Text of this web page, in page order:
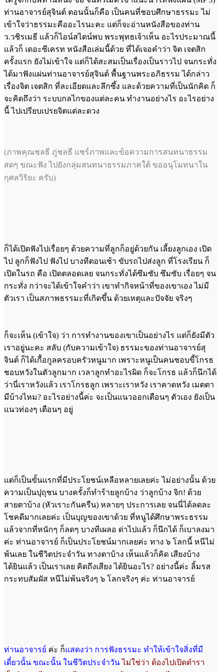
ท่านอาจารย์สุจินต์ ตอนนั้นก็คือ เป็นคนที่ชอบศึกษาธรรมะ ไม่
เข้าใจว่าธรรมะคืออะไรนะคะ แต่ก็จะอ่านหนังสือของท่าน
ว.วชิรเมธี แล้วก็ไอน์สไตน์พบ พระพุทธเจ้าเห็น อะไรประมาณนี้
แล้วก็ เดอะซีเครท หนังสือเล่มนี้ด้วย ที่ได้เจอคำว่า จิต เจตสิก
ครั้งแรก ยังไม่เข้าใจ แต่ก็ได้สะสมเป็นเรื่องเป็นราวไป จนกระทั่ง
ได้มาฟังแผ่นท่านอาจารย์สุจินต์ พื้นฐานพระอภิธรรม ได้กล่าว
เรื่องจิต เจตสิก ที่ละเอียดและลึกซึ้ง และด้วยความที่เป็นนักคิด ก็
จะคิดถึงว่า ระบบกลไกของแต่ละคน ทำงานอย่างไร อะไรอย่าง
นี้ ไปเปรียบเปรยจิตแต่ละดวง
(ภาพคุณชลธี ภู่ชลธี แชร์ภาพและข้อความการสนทนาธรรม
สดๆ ขณะฟัง ไปยังกลุ่มสนทนาธรรมภาคใต้ ขออนุโมทนาใน
กุศลวิริยะ ครับ)
ก็ได้เปิดฟังไปเรื่อยๆ ด้วยความที่ลูกก็อยู่ด้วยกัน เลี้ยงลูกเอง เปิด
ไป ลูกก็ฟังไป ฟังไป บางทีตอนเช้า ขับรถไปส่งลูก ที่โรงเรียน ก็
เปิดในรถ คือ เปิดตลอดเลย จนกระทั่งได้ซึมซับ ซึมซับ เรื่อยๆ จน
กระทั่ง กว่าจะได้เข้าใจคำว่า เขาทำกิจหน้าที่ของเขาเอง ไม่มี
ตัวเรา เป็นสภาพธรรมะที่เกิดขึ้น ด้วยเหตุและปัจจัย จริงๆ
ก็จะเห็น (เข้าใจ) ว่า การทำงานของเขาเป็นอย่างไร แต่ก็ยังมีตัว
เราอยู่นะคะ สลับ (กับความเข้าใจ) ธรรมะของท่านอาจารย์สุ
จินต์ ก็ได้เกื้อกูลครอบครัวหนูมาก เพราะหนูเป็นคนชอบขี้โกรธ
ชอบหวังในตัวลูกมาก เวลาลูกทำอะไรผิด ก็จะโกรธ แล้วก็นึกได้
ว่านี่เราหวังแล้ว เราโกรธลูก เพราะเราหวัง เราคาดหวัง เมตตา
มีบ้างไหม? อะไรอย่างนี้ค่ะ จะเป็นแนวออกเตือนๆ ตัวเอง ยังเป็น
แนวท่องๆ เตือนๆ อยู่
แต่ก็เป็นขั้นแรกที่มีประโยชน์เหลือหลายเลยค่ะ ไม่อย่างนั้น ด้วย
ความเป็นปุถุชน บางครั้งก็ทำร้ายลูกบ้าง ว่าลูกบ้าง จิก! ด้วย
สายตาบ้าง (หัวเราะกันครืน) หลายๆ ประการเลย จนนี่ได้ลดละ
โชคดีมากเลยค่ะ เป็นบุญของเขาด้วย ที่หนูได้ศึกษาพระธรรม
แล้วจากที่หนักๆ ก็ลดๆ บางทีเผลอ ด่าไปแล้ว ก็นึกได้ ก็เบาลงมา
ค่ะ ท่านอาจารย์ ก็เป็นประโยชน์มากเลยค่ะ ทาง ๖ โลกนี้ หนีไม่
พ้นเลย ในชีวิตประจำวัน ทางตาบ้าง เห็นแล้วก็คิด เสียงบ้าง
ได้ยินแล้ว เป็นเราเลย คิดถึงเสียง ได้ยินอะไร? อย่างนี้ค่ะ ลิ้มรส
กระทบสัมผัส หนีไม่พ้นจริงๆ ๖ โลกจริงๆ ค่ะ ท่านอาจารย์
ท่านอาจารย์ ค่ะ ก็แสดงว่า การฟังธรรมะ ทำให้เข้าใจสิ่งที่มี
เดี๋ยวนั้น ขณะนั้น ในชีวิตประจำวัน ไม่ใช่ว่า ต้องไปเปิดตำรา